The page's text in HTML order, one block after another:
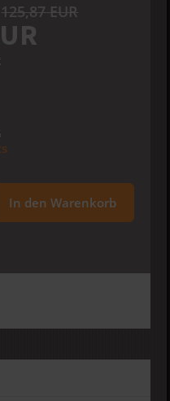
125,87 EUR
In den Warenkorb